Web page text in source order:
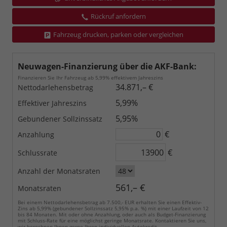
Rückruf anfordern
Fahrzeug drucken, parken oder vergleichen
Neuwagen-Finanzierung über die AKF-Bank:
Finanzieren Sie Ihr Fahrzeug ab 5,99% effektivem Jahreszins
Nettodarlehensbetrag 34.871,– €
Effektiver Jahreszins 5,99%
Gebundener Sollzinssatz 5,95%
Anzahlung €
Schlussrate €
Anzahl der Monatsraten
Monatsraten
561,– €
Bei einem Nettodarlehensbetrag ab 7.500,- EUR erhalten Sie einen Effektiv-
Zins ab 5,99% (gebundener Sollzinssatz 5,95% p.a. %) mit einer Laufzeit von 12
bis 84 Monaten. Mit oder ohne Anzahlung, oder auch als Budget-Finanzierung
mit Schluss-Rate für eine möglichst geringe Monatsrate. Kontaktieren Sie uns,